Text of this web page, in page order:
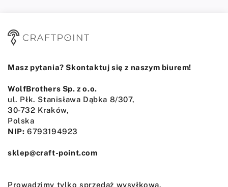
Masz pytania? Skontaktuj się z naszym biurem!
WolfBrothers Sp. z o.o.
ul. Płk. Stanisława Dąbka 8/307,
30-732 Kraków,
Polska
NIP: 6793194923
sklep@craft-point.com
Prowadzimy tylko sprzedaż wysyłkową.